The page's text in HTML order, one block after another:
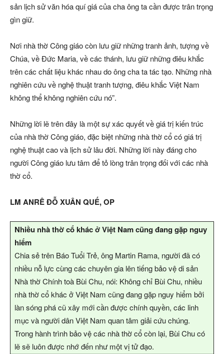
sản lịch sử văn hóa quí giá của cha ông ta cần được trân trọng
gìn giữ.
Nơi nhà thờ Công giáo còn lưu giữ những tranh ảnh, tượng về
Chúa, về Đức Maria, về các thánh, lưu giữ những điêu khắc
trên các chất liệu khác nhau do ông cha ta tác tạo. Những nhà
nghiên cứu về nghệ thuật tranh tượng, điêu khắc Việt Nam
không thể không nghiên cứu nó”.
Những lời lẽ trên đây là một sự xác quyết về giá trị kiến trúc
của nhà thờ Công giáo, đặc biệt những nhà thờ cổ có giá trị
nghệ thuật cao và lịch sử lâu đời. Những lời này đáng cho
người Công giáo lưu tâm để tỏ lòng trân trọng đối với các nhà
thờ cổ.
LM ANRÊ ĐỖ XUÂN QUẾ, OP
Nhiều nhà thờ cổ khác ở Việt Nam cũng đang gặp nguy
hiểm
Chia sẻ trên Báo Tuổi Trẻ, ông Martin Rama, người đã có
nhiều nỗ lực cùng các chuyên gia lên tiếng bảo vệ di sản
Nhà thờ Chính toà Bùi Chu, nói: Không chỉ Bùi Chu, nhiều
nhà thờ cổ khác ở Việt Nam cũng đang gặp nguy hiểm bởi
làn sóng phá cũ xây mới cần được chính quyền, các linh
mục và người dân Việt Nam quan tâm giải cứu chúng.
Trong hành trình bảo vệ các nhà thờ cổ còn lại, Bùi Chu có
lẽ sẽ luôn được nhớ đến như một vị tử đạo.